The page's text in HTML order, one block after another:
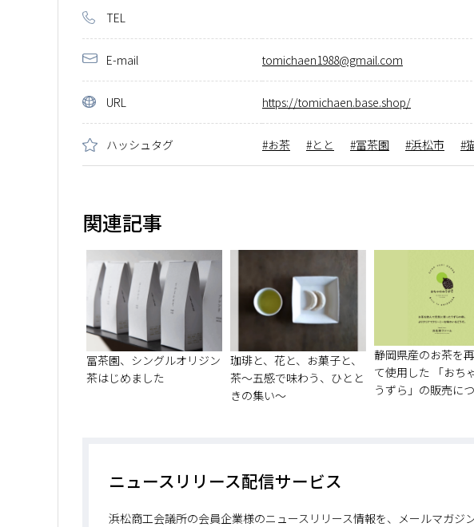
TEL
E-mail tomichaen1988@gmail.com
URL https://tomichaen.base.shop/
ハッシュタグ お茶 とと 冨茶園 浜松市
関連記事
冨茶園、シングルオリジン
茶はじめました
珈琲と、花と、お菓子と、
茶～五感で味わう、ひとと
きの集い～
静岡県産のお茶を
て使用した 「おち
うずら」の販売に
ニュースリリース配信サービス
浜松商工会議所の会員企業様のニュースリリース情報を、メールマガジ